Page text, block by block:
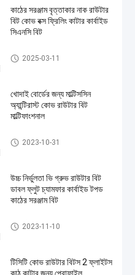
কাঠের সরঞ্জাম বৃত্তাকার নাক রাউটার
বিট কোভ বক্স ফ্রিলিং কাটার কার্বাইড
সিএনসি বিট
ছাঁচনির্মাণ রাউটার বিট
2025-03-11
খোদাই বোর্ডের জন্য মাল্টিসসিন
অ্যান্টিরাস্ট কোভ রাউটার বিট
মাল্টিফাংশনাল
ছাঁচনির্মাণ রাউটার বিট
2023-10-31
উচ্চ নির্ভুলতা ভি গ্রুভ রাউটার বিট
ডাবল ফ্লুট চ্যামফার কার্বাইড টপড
কাঠের সরঞ্জাম বিট
ছাঁচনির্মাণ রাউটার বিট
2023-11-10
টিসিটি কোভ রাউটার বিটস 2 ফ্লাইটস